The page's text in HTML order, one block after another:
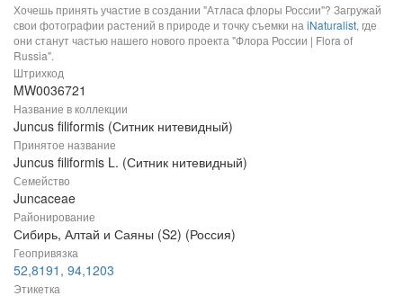
Хочешь принять участие в создании "Атласа флоры России"? Загружай
свои фотографии растений в природе и точку съемки на iNaturalist, где
они станут частью нашего нового проекта "Флора России | Flora of
Russia".
Штрихкод
MW0036721
Название в коллекции
Juncus filiformis (Ситник нитевидный)
Принятое название
Juncus filiformis L. (Ситник нитевидный)
Семейство
Juncaceae
Районирование
Сибирь, Алтай и Саяны (S2) (Россия)
Геопривязка
52,8191, 94,1203
Этикетка